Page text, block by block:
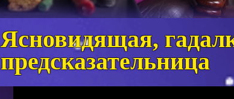
Ясновидящая,
предсказательница